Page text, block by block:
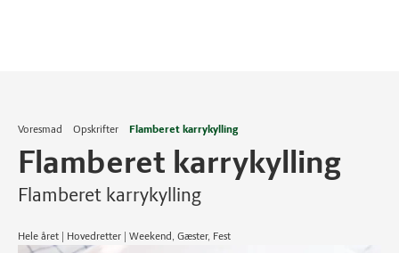
Voresmad Opskrifter Flamberet karrykylling
Flamberet karrykylling
Flamberet karrykylling
Hele året | Hovedretter | Weekend, Gæster, Fest